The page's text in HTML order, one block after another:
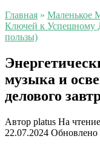
Главная » Маленькое
Ключей к Успешному
пользы)
музыка и
делового
Автор platus На чтение
22.07.2024 Обновлено